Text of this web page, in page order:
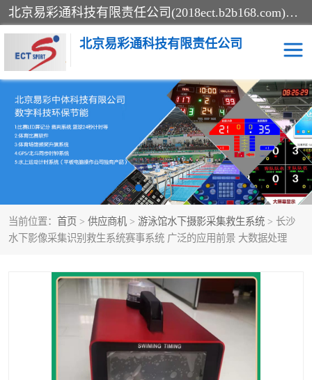
北京易彩通科技有限责任公司(2018ect.b2b168.com)主要提供陕西计时记分系统，全国统一热线：15611947915.北京易彩通科技有限责任公司有一支长期从事智能控制系统研发的高素质的队伍，具有嵌入式系统，视频系统、通信系统、网络系统，体育计时系统的知识和技能。强力打造体育比赛计时计分系统、智能升降旗系统、标准时钟系统、赛事编排及信息发布系统，为用户提供较新的，较廉价的，应用解决方案。
北京易彩通科技有限责任公司
当前位置： 首页 > 供应商机 > 游泳馆水下摄影采集救生系统 > 长沙
水下影像采集识别救生系统赛事系统 广泛的应用前景 大数据处理
记分系统 游泳计时系统
智能颁奖旗系统 GPS同步时钟系统
计时计分及成绩处理系统 计时记分系统
体育场馆影像采集回放系 游泳馆水下摄影采集救生